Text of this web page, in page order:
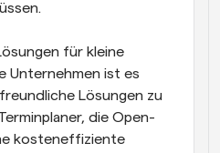
für kleine
Unternehmen ist es
Lösungen zu
die Open-
kosteneffiziente